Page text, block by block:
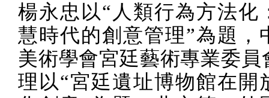
楊永忠以“人類行為方法化
慧時代的創意管理”為題，
美術學會宮廷藝術專業委員
理以“宮廷遺址博物館在開